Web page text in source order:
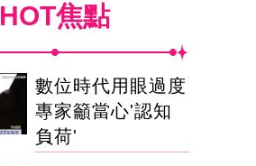
HOT焦點
數位時代用眼過度
專家籲當心'認知
負荷'